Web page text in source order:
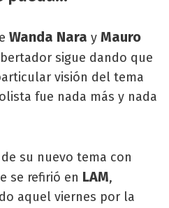
Wanda Nara y Mauro
sigue dando que
visión del tema
fue nada más y nada
su nuevo tema con
se refirió en LAM,
aquel viernes por la